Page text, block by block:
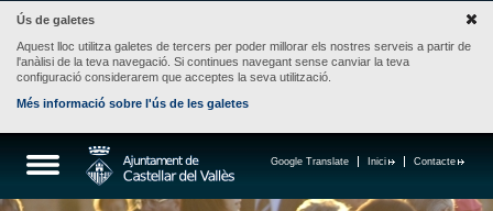
Ús de galetes
Aquest lloc utilitza galetes de tercers per poder millorar els nostres serveis a partir de
l'anàlisi de la teva navegació. Si continues navegant sense canviar la teva
configuració considerarem que acceptes la seva utilització.
Més informació sobre l'ús de les galetes
Contacte
Inici
Google Translate